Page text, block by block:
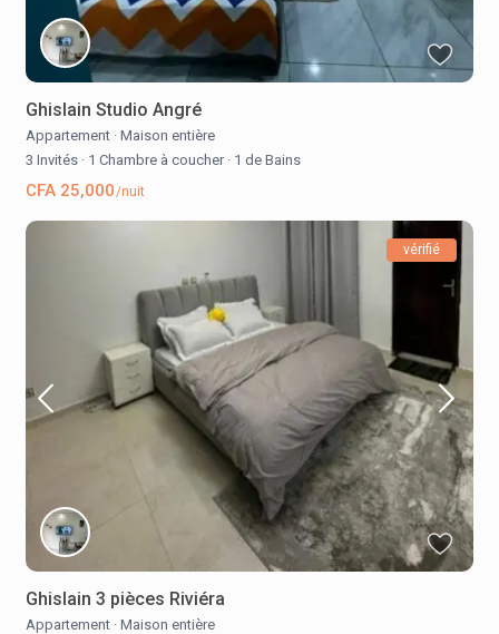
Ghislain Studio Angré
Appartement · Maison entière
3 Invités · 1 Chambre à coucher · 1 de Bains
CFA 25,000/nuit
vérifié
Ghislain 3 pièces Riviéra
Appartement · Maison entière